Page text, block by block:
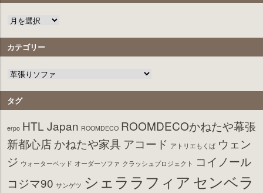
カテゴリー
タグ
erpo HTL Japan ROOMDECO ROOMDECOかねたや幕張
新都心店かねたや家具 アコード アトリエもくば ウェン
ジ ウォーターベッド オーダーソファ クラッシュプロジェクト
コイノール
コジマ90 サンゲツ シェララフィア センベラ